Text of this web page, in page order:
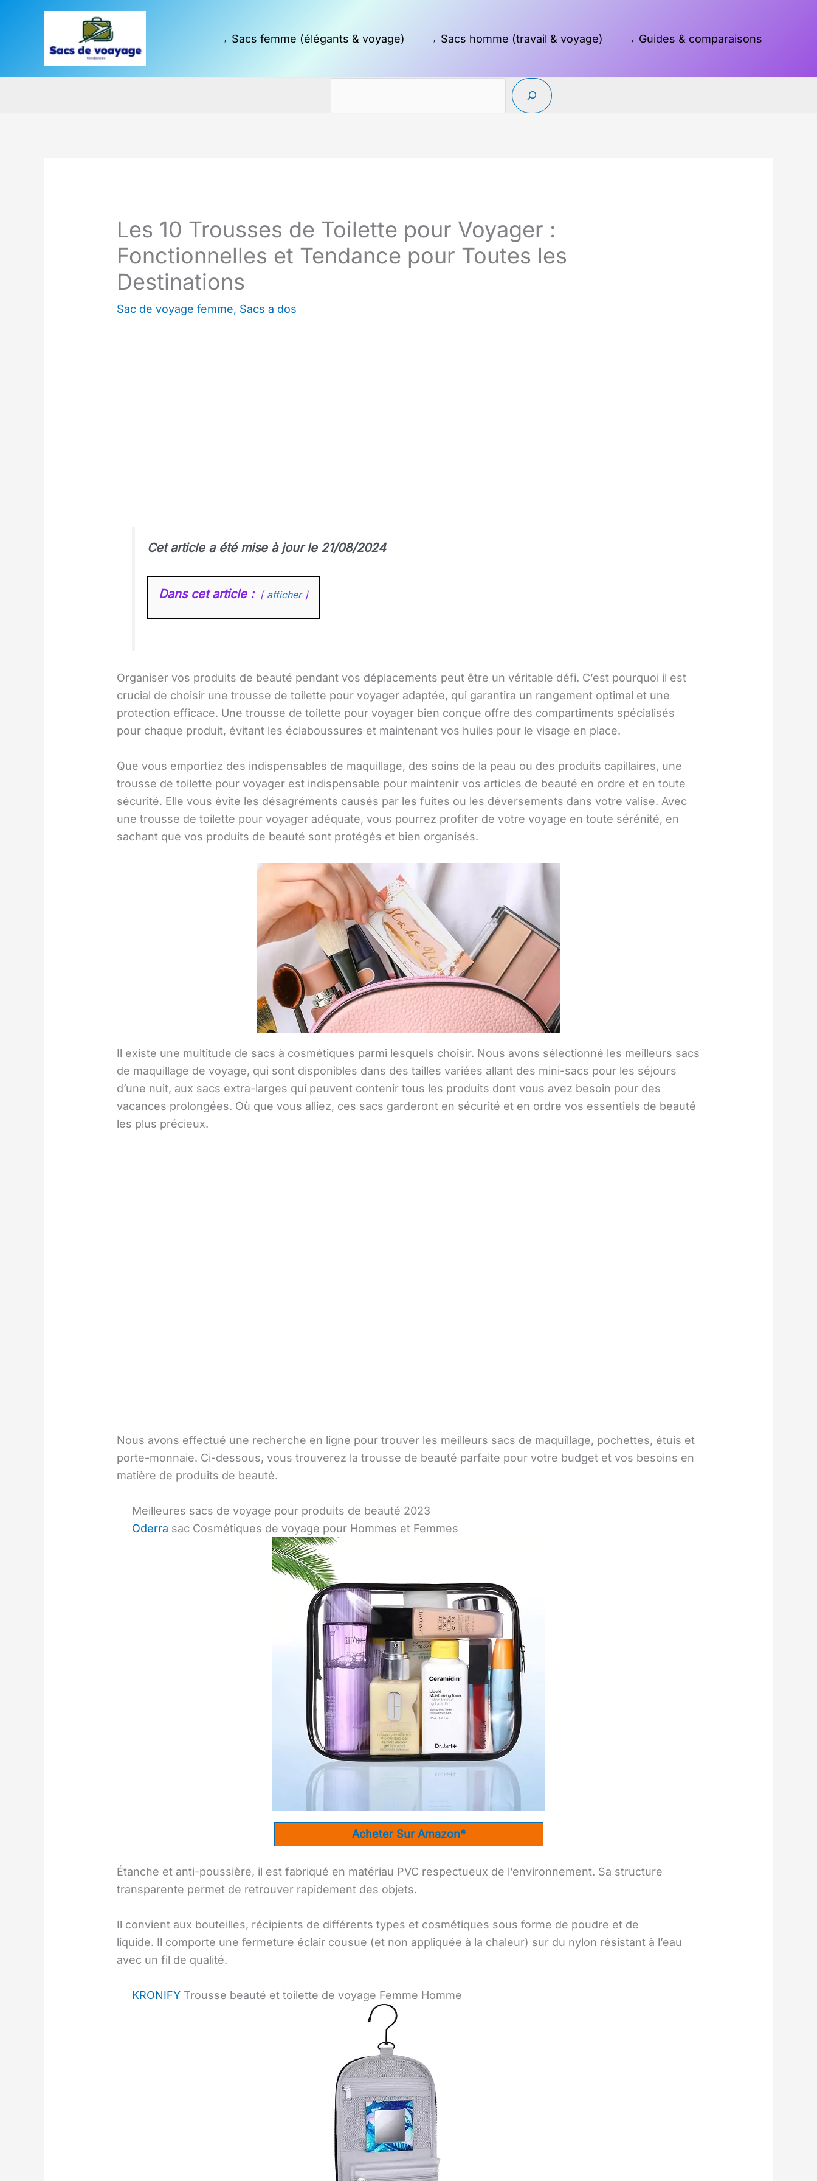
→ Sacs femme (élégants & voyage) → Sacs homme (travail & voyage) → Guides & comparaisons
Les 10 Trousses de Toilette pour Voyager :
Fonctionnelles et Tendance pour Toutes les
Destinations
Sac de voyage femme, Sacs a dos
Cet article a été mise à jour le 21/08/2024
Dans cet article : afficher
Organiser vos produits de beauté pendant vos déplacements peut être un véritable défi. C’est pourquoi il est
crucial de choisir une trousse de toilette pour voyager adaptée, qui garantira un rangement optimal et une
protection efficace. Une trousse de toilette pour voyager bien conçue offre des compartiments spécialisés
pour chaque produit, évitant les éclaboussures et maintenant vos huiles pour le visage en place.
Que vous emportiez des indispensables de maquillage, des soins de la peau ou des produits capillaires, une
trousse de toilette pour voyager est indispensable pour maintenir vos articles de beauté en ordre et en toute
sécurité. Elle vous évite les désagréments causés par les fuites ou les déversements dans votre valise. Avec
une trousse de toilette pour voyager adéquate, vous pourrez profiter de votre voyage en toute sérénité, en
sachant que vos produits de beauté sont protégés et bien organisés.
Il existe une multitude de sacs à cosmétiques parmi lesquels choisir. Nous avons sélectionné les meilleurs sacs
de maquillage de voyage, qui sont disponibles dans des tailles variées allant des mini-sacs pour les séjours
d’une nuit, aux sacs extra-larges qui peuvent contenir tous les produits dont vous avez besoin pour des
vacances prolongées. Où que vous alliez, ces sacs garderont en sécurité et en ordre vos essentiels de beauté
les plus précieux.
Nous avons effectué une recherche en ligne pour trouver les meilleurs sacs de maquillage, pochettes, étuis et
porte-monnaie. Ci-dessous, vous trouverez la trousse de beauté parfaite pour votre budget et vos besoins en
matière de produits de beauté.
Meilleures sacs de voyage pour produits de beauté 2023
Oderra sac Cosmétiques de voyage pour Hommes et Femmes
Acheter Sur Amazon*
Étanche et anti-poussière, il est fabriqué en matériau PVC respectueux de l’environnement. Sa structure
transparente permet de retrouver rapidement des objets.
Il convient aux bouteilles, récipients de différents types et cosmétiques sous forme de poudre et de
liquide. Il comporte une fermeture éclair cousue (et non appliquée à la chaleur) sur du nylon résistant à l’eau
avec un fil de qualité.
KRONIFY Trousse beauté et toilette de voyage Femme Homme